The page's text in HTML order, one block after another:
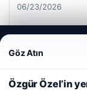
06/23/2026
deneyiminizi
kullanıyoruz.Çerez
Reddet
Göz Atın
Özgür Özel’in